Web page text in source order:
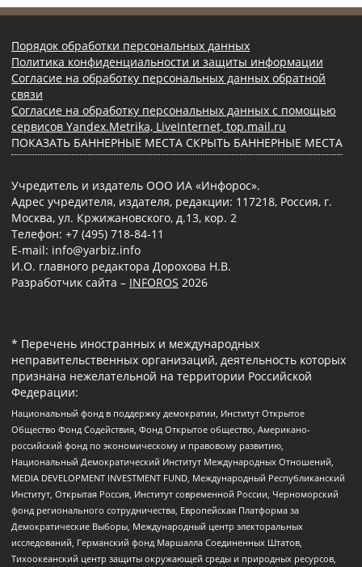
Порядок обработки персональных данных
Политика конфиденциальности и защиты информации
Согласие на обработку персональных данных обратной
связи
Согласие на обработку персональных данных с помощью
сервисов Yandex.Metrika, LiveInternet, top.mail.ru
ПОКАЗАТЬ БАННЕРНЫЕ МЕСТА СКРЫТЬ БАННЕРНЫЕ МЕСТА
Учредитель и издатель ООО ИА «Инфорос».
Адрес учредителя, издателя, редакции: 117218, Россия, г.
Москва, ул. Кржижановского, д.13, кор. 2
Телефон: +7 (495) 718-84-11
E-mail: info@yarbiz.info
И.О. главного редактора Дорохова Н.В.
Разработчик сайта – INFOROS 2026
* Перечень иностранных и международных
неправительственных организаций, деятельность которых
признана нежелательной на территории Российской
Федерации:
Национальный фонд в поддержку демократии, Институт Открытое
Общество Фонд Содействия, Фонд Открытое общество, Американо-
российский фонд по экономическому и правовому развитию,
Национальный Демократический Институт Международных Отношений,
MEDIA DEVELOPMENT INVESTMENT FUND, Международный Республиканский
Институт, Открытая Россия, Институт современной России, Черноморский
фонд регионального сотрудничества, Европейская Платформа за
Демократические Выборы, Международный центр электоральных
исследований, Германский фонд Маршалла Соединенных Штатов,
Тихоокеанский центр защиты окружающей среды и природных ресурсов,